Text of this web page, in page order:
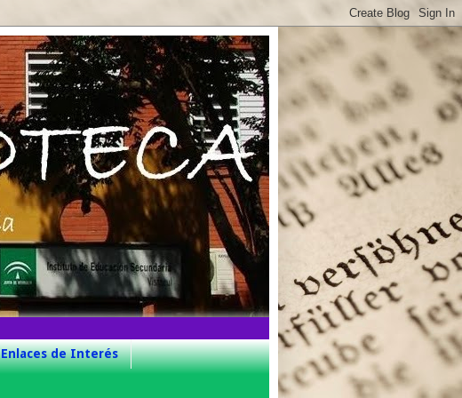
Enlaces de Interés